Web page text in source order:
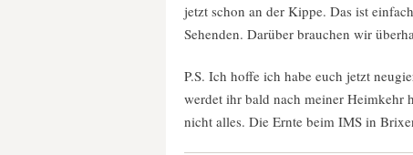
jetzt schon an der Kippe. Das ist
Sehenden. Darüber brauchen wir
P.S. Ich hoffe ich habe euch jetzt
werdet ihr bald nach meiner Heimkehr
nicht alles. Die Ernte beim IMS in